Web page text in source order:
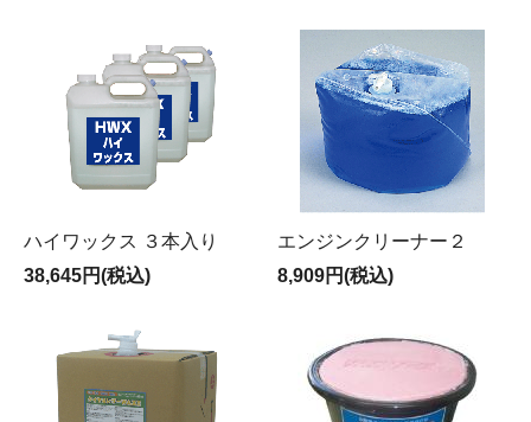
ハイワックス ３本入り
38,645円(税込)
エンジンクリーナー２
8,909円(税込)